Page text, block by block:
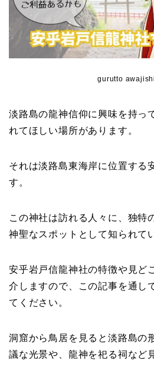
gurutto
淡路島の龍神信仰に興味を持っ
れてほしい場所があります。
それは淡路島東海岸に位置する
す。
この神社は訪れる人々に、独特
神聖なスポットとして知られて
安乎岩戸信龍神社の特徴や見ど
介しますので、この記事を通し
てください。
洞窟から鳥居を見ると淡路島の
議な光景や、龍神を祀る祠など